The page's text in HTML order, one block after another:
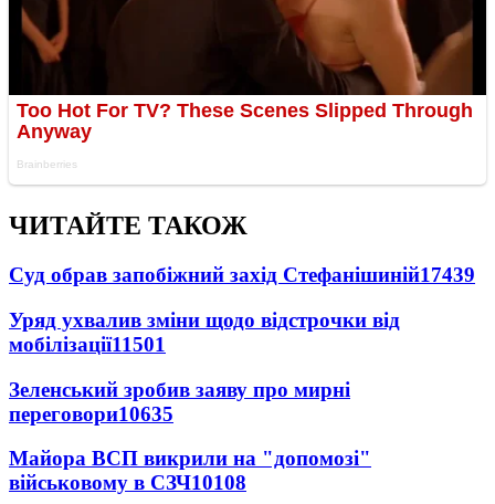
ЧИТАЙТЕ ТАКОЖ
Суд обрав запобіжний захід Стефанішиній17439
Уряд ухвалив зміни щодо відстрочки від
мобілізації11501
Зеленський зробив заяву про мирні
переговори10635
Майора ВСП викрили на "допомозі"
військовому в СЗЧ10108